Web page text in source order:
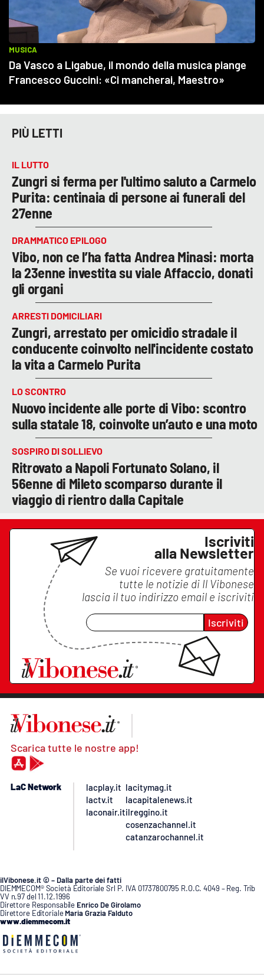
PIÙ LETTI
IL LUTTO
Zungri si ferma per l'ultimo saluto a Carmelo
Purita: centinaia di persone ai funerali del
27enne
DRAMMATICO EPILOGO
Vibo, non ce l’ha fatta Andrea Minasi: morta
la 23enne investita su viale Affaccio, donati
gli organi
ARRESTI DOMICILIARI
Zungri, arrestato per omicidio stradale il
conducente coinvolto nell'incidente costato
la vita a Carmelo Purita
LO SCONTRO
Nuovo incidente alle porte di Vibo: scontro
sulla statale 18, coinvolte un’auto e una moto
SOSPIRO DI SOLLIEVO
Ritrovato a Napoli Fortunato Solano, il
56enne di Mileto scomparso durante il
viaggio di rientro dalla Capitale
Iscriviti
alla Newsletter
Se vuoi ricevere gratuitamente
tutte le notizie di Il Vibonese
lascia il tuo indirizzo email e iscriviti
Iscriviti
Scarica tutte le nostre app!
LaC Network
lacplay.it
lactv.it
laconair.it
lacitymag.it
lacapitalenews.it
ilreggino.it
cosenzachannel.it
catanzarochannel.it
ilVibonese.it © – Dalla parte dei fatti
DIEMMECOM® Società Editoriale Srl P. IVA 01737800795 R.O.C. 4049 – Reg. Trib
VV n.97 del 11.12.1996
Direttore Responsabile Enrico De Girolamo
Direttore Editoriale Maria Grazia Falduto
www.diemmecom.it